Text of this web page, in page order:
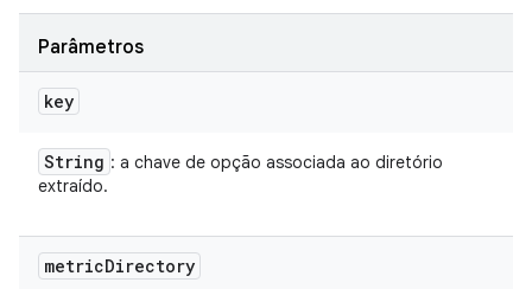
Parâmetros
key
String : a chave de opção associada ao diretório
extraído.
metricDirectory